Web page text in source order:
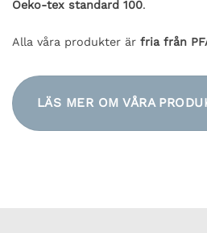
Oeko-tex standard 100.
Alla våra produkter är fria från
LÄS MER OM VÅRA